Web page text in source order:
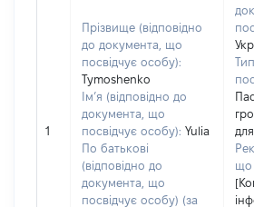
1
Прізвище (відповідно
до документа, що
посвідчує особу):
Tymoshenko
Ім’я (відповідно до
документа, що
посвідчує особу): Yulia
По батькові
(відповідно до
документа, що
посвідчує особу) (за
що